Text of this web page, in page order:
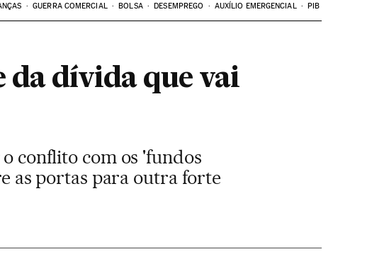
GUERRA COMERCIAL BOLSA DESEMPREGO AUXÍLIO EMERGENCIAL PIB
dívida que vai
conflito com os 'fundos
as portas para outra forte